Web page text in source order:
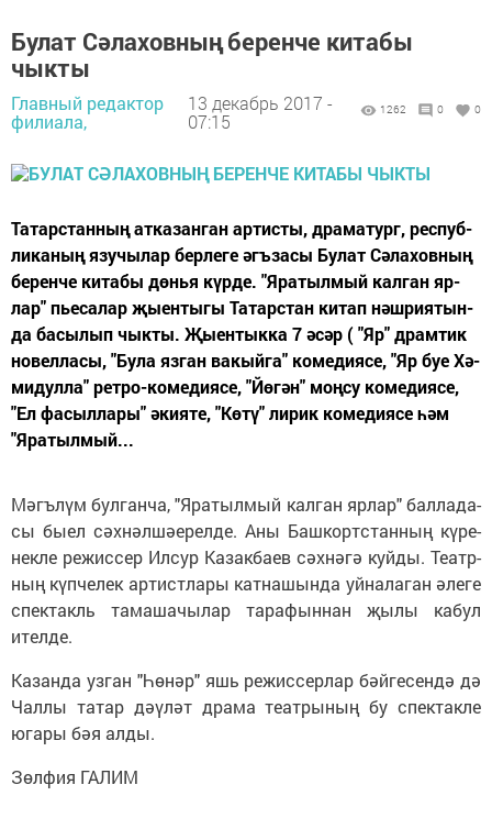
Булат Сәлаховның беренче китабы
чыкты
Главный редактор
филиала,
13 декабрь 2017 -
07:15
1262 0 0
Та­тар­стан­ның ат­ка­зан­ган ар­тис­ты, дра­ма­тург, рес­пуб­
ли­ка­ның язу­чы­лар бер­ле­ге әгъ­за­сы Бу­лат Сә­ла­хов­ның
бе­рен­че ки­та­бы дөнья күр­де. "Яра­тыл­мый кал­ган яр­
лар" пье­са­лар җы­ен­ты­гы Та­тар­стан ки­тап нәш­ри­я­тын­
да ба­сы­лып чык­ты. Җы­ен­тык­ка 7 әсәр ( "Яр" драм­тик
но­вел­ла­сы, "Бу­ла яз­ган ва­кый­га" ко­ме­ди­я­се, "Яр буе Хә­
ми­дул­ла" рет­ро-ко­ме­ди­я­се, "Йө­гән" моң­су ко­ме­ди­я­се,
"Ел фа­сыл­ла­ры" әки­я­те, "Кө­тү" ли­рик ко­ме­ди­я­се һәм
"Яра­тыл­мый...
Мәгъ­лүм бул­ган­ча, "Яра­тыл­мый кал­ган яр­лар" бал­ла­да­
сы бы­ел сәх­нәл­шә­е­рел­де. Аны Баш­корт­стан­ның кү­ре­
нек­ле режиссер Ил­сур Ка­зак­ба­ев сәх­нә­гә куй­ды. Те­атр­
ның күп­че­лек ар­тист­ла­ры кат­на­шын­да уй­на­ла­ган әле­ге
спек­такль та­ма­ша­чы­лар та­ра­фын­нан җы­лы ка­бул
ител­де.
Ка­зан­да уз­ган "Һө­нәр" яшь ре­жис­сер­лар бәй­ге­сен­дә дә
Чал­лы та­тар дә­ү­ләт дра­ма те­ат­ры­ның бу спек­так­ле
юга­ры бәя ал­ды.
Зөл­фия ГА­ЛИМ